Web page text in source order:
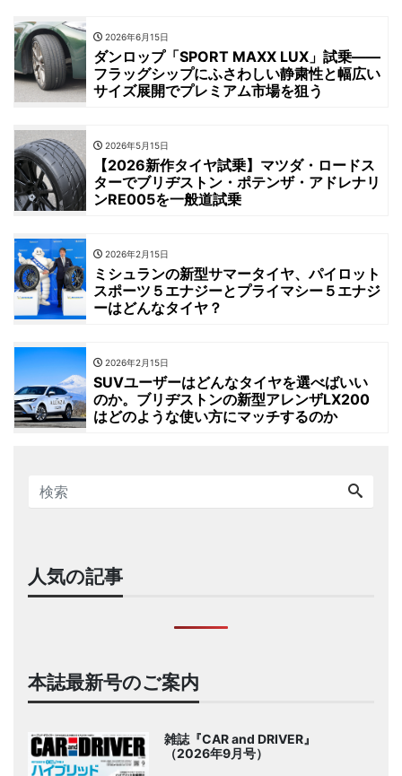
2026年6月15日
ダンロップ「SPORT MAXX LUX」試乗――
フラッグシップにふさわしい静粛性と幅広い
サイズ展開でプレミアム市場を狙う
2026年5月15日
【2026新作タイヤ試乗】マツダ・ロードス
ターでブリヂストン・ポテンザ・アドレナリ
ンRE005を一般道試乗
2026年2月15日
ミシュランの新型サマータイヤ、パイロット
スポーツ５エナジーとプライマシー５エナジ
ーはどんなタイヤ？
2026年2月15日
SUVユーザーはどんなタイヤを選べばいい
のか。ブリヂストンの新型アレンザLX200
はどのような使い方にマッチするのか
人気の記事
本誌最新号のご案内
雑誌『CAR and DRIVER』
（2026年9月号）